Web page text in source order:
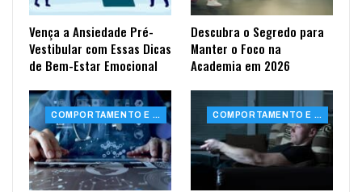
Vença a Ansiedade Pré-
Vestibular com Essas Dicas
de Bem-Estar Emocional
Descubra o Segredo para
Manter o Foco na
Academia em 2026
COMPORTAMENTO E SAÚDE COMPORTAMENTO E SAÚDE